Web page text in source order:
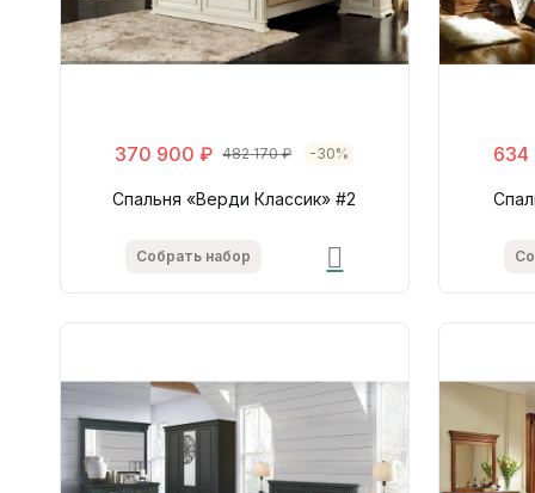
370 900 ₽ 482 170 ₽ -30%
Спальня «Верди Классик» #2
Собрать набор
634